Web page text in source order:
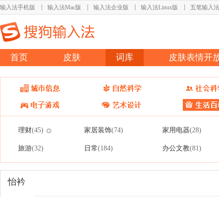
输入法手机版 输入法Mac版 输入法企业版 输入法Linux版 五笔输入法
首页 皮肤 词库 皮肤表情开
理财(45) 家居装饰(74) 家用电器(28)
旅游(32) 日常(184) 办公文教(81)
怡衿